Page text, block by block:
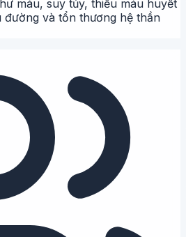
máu, suy tủy, thiếu máu huyết
đường và tổn thương hệ thần